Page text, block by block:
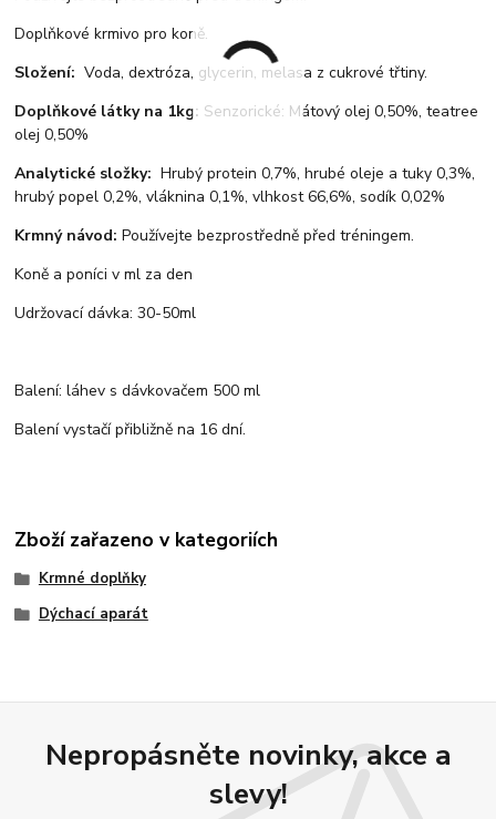
Doplňkové krmivo pro koně.
Složení: Voda, dextróza, glycerin, melasa z cukrové třtiny.
Doplňkové látky na 1kg: Senzorické: Mátový olej 0,50%, teatree
olej 0,50%
Analytické složky: Hrubý protein 0,7%, hrubé oleje a tuky 0,3%,
hrubý popel 0,2%, vláknina 0,1%, vlhkost 66,6%, sodík 0,02%
Krmný návod: Používejte bezprostředně před tréningem.
Koně a poníci v ml za den
Udržovací dávka: 30-50ml
Balení: láhev s dávkovačem 500 ml
Balení vystačí přibližně na 16 dní.
Zboží zařazeno v kategoriích
Krmné doplňky
Dýchací aparát
Nepropásněte novinky, akce a
slevy!